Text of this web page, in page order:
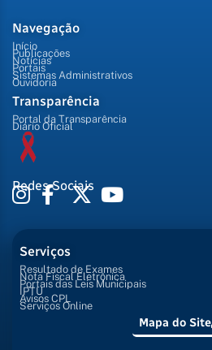
Navegação
Início
Publicações
Notícias
Portais
Sistemas Administrativos
Ouvidoria
Transparência
Portal da Transparência
Diário Oficial
Redes Sociais
Serviços
Resultado de Exames
Nota Fiscal Eletrônica
Portais das Leis Municipais
IPTU
Avisos CPL
Serviços Online
Mapa do Site